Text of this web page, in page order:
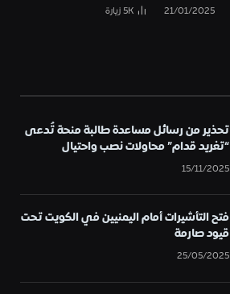
21/01/2025
5Kزيارة
تحذير من رسائل مساعدة طالبة منحة تُدعى
“تغريد قدام” محاولات نصب واحتيال
15/11/2025
فتح التأشيرات أمام اليمنيين في الكويت تحت
قيود صارمة
25/05/2025